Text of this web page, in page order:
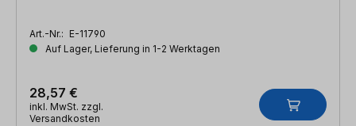
Art.-Nr.: E-11790
Auf Lager, Lieferung in 1-2 Werktagen
28,57 €
inkl. MwSt. zzgl.
Versandkosten